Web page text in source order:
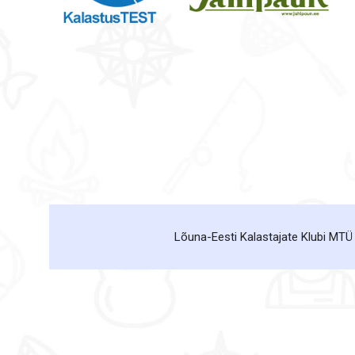
Lõuna-Eesti Kalastajate Klubi MTÜ